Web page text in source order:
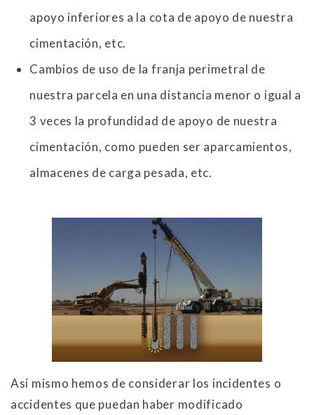
apoyo inferiores a la cota de apoyo de nuestra
cimentación, etc.
Cambios de uso de la franja perimetral de
nuestra parcela en una distancia menor o igual a
3 veces la profundidad de apoyo de nuestra
cimentación, como pueden ser aparcamientos,
almacenes de carga pesada, etc.
Así mismo hemos de considerar los incidentes o
accidentes que puedan haber modificado